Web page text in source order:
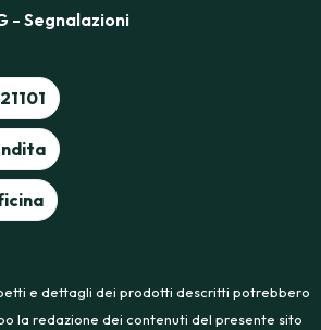
- Segnalazioni
e dettagli dei prodotti descritti potrebbero
la redazione dei contenuti del presente sito